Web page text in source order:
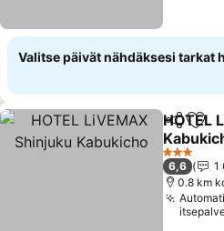
Valitse päivät nähdäksesi tarkat
Jaa
HOTEL
Katso
3
6,6
1
0.8 km